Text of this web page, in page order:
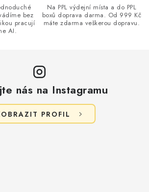
bez
pracují
AI.
Na PPL výdejní místa a do PPL
boxů doprava darma. Od 999 Kč
máte zdarma veškerou dopravu.
nás na Instagramu
PROFIL